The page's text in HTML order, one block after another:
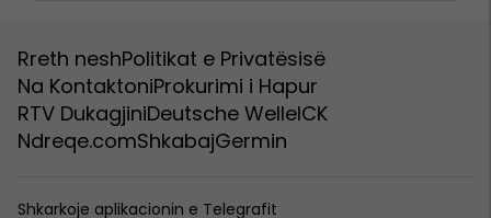
Rreth neshPolitikat e Privatësisë
Na KontaktoniProkurimi i Hapur
RTV DukagjiniDeutsche WelleICK
Ndreqe.comShkabajGermin
Shkarkoje aplikacionin e Telegrafit